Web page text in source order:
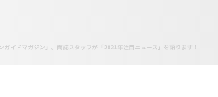
イドマガジン」。両誌スタッフが「2021年注目ニュース」を語ります！